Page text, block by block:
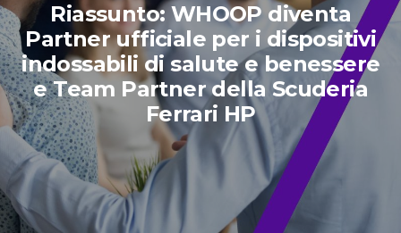
Riassunto: WHOOP diventa
Partner ufficiale per i dispositivi
indossabili di salute e benessere
e Team Partner della Scuderia
Ferrari HP